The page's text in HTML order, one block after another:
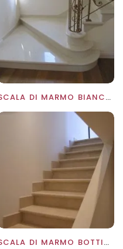
SCALA DI MARMO BIANCONE DI ASIAGO
SCALA DI MARMO BOTTICINO CLASSICO